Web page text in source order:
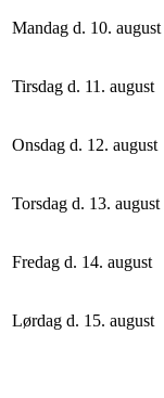
Mandag d. 10. august
Tirsdag d. 11. august
Onsdag d. 12. august
Torsdag d. 13. august
Fredag d. 14. august
Lørdag d. 15. august